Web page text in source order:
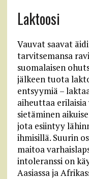
Laktoosi
Vauvat saavat
tarvitsemansa
suomalaisen
jälkeen tuota
entsyymiä –
aiheuttaa
sietäminen
jota esiintyy
ihmisillä. Suurin
maitoa
intoleranssi on
Aasiassa ja